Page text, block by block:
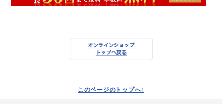
このページのトップへ↑